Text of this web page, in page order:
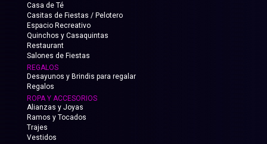
Casa de Té
Casitas de Fiestas / Pelotero
Espacio Recreativo
Quinchos y Casaquintas
Restaurant
Salones de Fiestas
REGALOS
Desayunos y Brindis para regalar
Regalos
ROPA Y ACCESORIOS
Alianzas y Joyas
Ramos y Tocados
Trajes
Vestidos